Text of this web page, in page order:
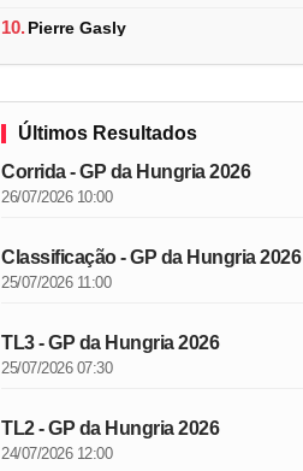
10.Pierre Gasly
Últimos Resultados
Corrida - GP da Hungria 2026
26/07/2026 10:00
Classificação - GP da Hungria 2026
25/07/2026 11:00
TL3 - GP da Hungria 2026
25/07/2026 07:30
TL2 - GP da Hungria 2026
24/07/2026 12:00